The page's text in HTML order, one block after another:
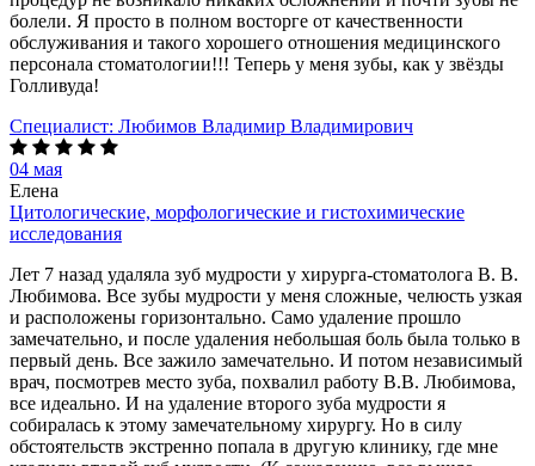
болели. Я просто в полном восторге от качественности
обслуживания и такого хорошего отношения медицинского
персонала стоматологии!!! Теперь у меня зубы, как у звёзды
Голливуда!
Специалист: Любимов Владимир Владимирович
04 мая
Елена
Цитологические, морфологические и гистохимические
исследования
Лет 7 назад удаляла зуб мудрости у хирурга-стоматолога В. В.
Любимова. Все зубы мудрости у меня сложные, челюсть узкая
и расположены горизонтально. Само удаление прошло
замечательно, и после удаления небольшая боль была только в
первый день. Все зажило замечательно. И потом независимый
врач, посмотрев место зуба, похвалил работу В.В. Любимова,
все идеально. И на удаление второго зуба мудрости я
собиралась к этому замечательному хирургу. Но в силу
обстоятельств экстренно попала в другую клинику, где мне